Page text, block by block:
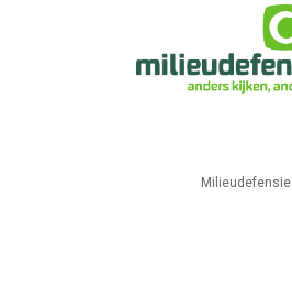
Milieudefensie